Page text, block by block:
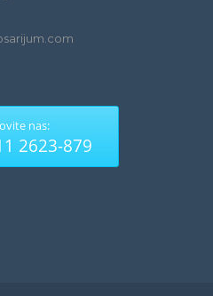
nas:
2623-879